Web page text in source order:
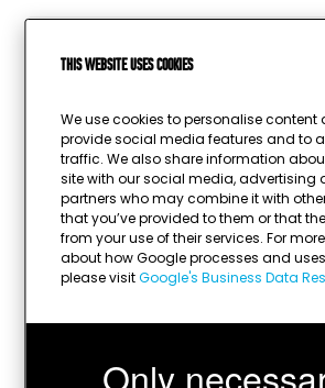
This website uses cookies
We use cookies to personalise content
provide social media features and to
traffic. We also share information
site with our social media, advertising
partners who may combine it with
that you’ve provided to them or that
from your use of their services. For
about how Google processes and
please visitGoogle's Business Data
Only
3 Größen
Ab6,75
Ansehen und